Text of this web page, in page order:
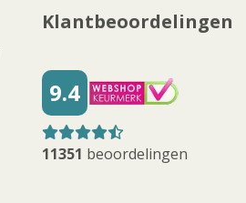
Klantbeoordelingen
9.4
11351 beoordelingen